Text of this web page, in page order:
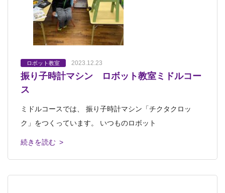
ロボット教室 2023.12.23
振り子時計マシン ロボット教室ミドルコー
ス
ミドルコースでは、 振り子時計マシン「チクタクロッ
ク」をつくっています。 いつものロボット
続きを読む >